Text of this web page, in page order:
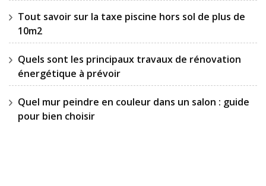
Tout savoir sur la taxe piscine hors sol de plus de
10m2
Quels sont les principaux travaux de rénovation
énergétique à prévoir
Quel mur peindre en couleur dans un salon : guide
pour bien choisir